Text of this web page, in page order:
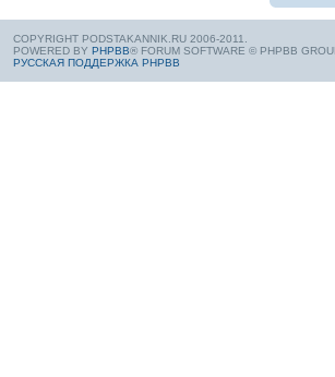
COPYRIGHT PODSTAKANNIK.RU 2006-2011.
POWERED BY PHPBB® FORUM SOFTWARE © PHPBB
РУССКАЯ ПОДДЕРЖКА PHPBB